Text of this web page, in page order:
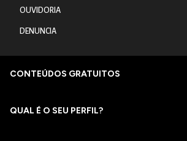
OUVIDORIA
DENUNCIA
CONTEÚDOS GRATUITOS
QUAL É O SEU PERFIL?